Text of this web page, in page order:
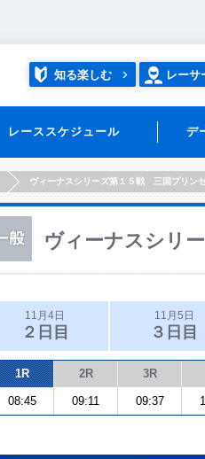
知る楽しむ レーサ
レーススケジュール デ
ヴィーナスシリーズ第１５戦 三国プリン
ヴィーナスシリ
11月4日
２日目
11月5日
３日目
1R 2R 3R
08:45 09:11 09:37